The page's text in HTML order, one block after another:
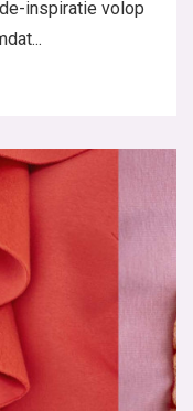
inspiratie volop